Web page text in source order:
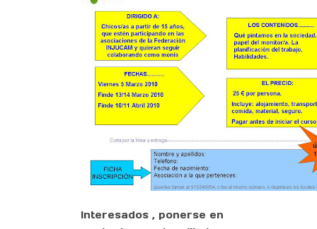
Interesados , ponerse en